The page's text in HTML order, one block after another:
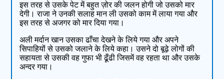
इस तरह से उसके पेट में बहुत ज़ोर की जलन होगी जो उसको मार
देगी। राजा ने उनकी सलाह मान ली उसको काम में लाया गया और
इस तरह से अजगर को मार दिया गया।
अली मर्दान खान उसका ढाँचा देखने के लिये गया और अपने
सिपाहियों से उसको जलाने के लिये कहा। उसने दो बूढ़े लोगों की
सहायता से उसकी वह गुफा भी ढूँढी जिसमें वह रहता था और उसके
अन्दर गया।